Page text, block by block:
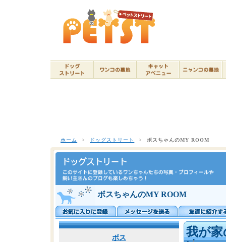
ホーム > ドッグストリート > ボスちゃんのMY ROOM
ボスちゃんのMY ROOM
ボス 我が